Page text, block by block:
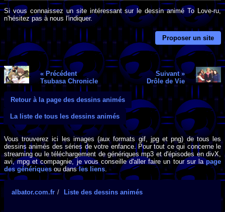
Si vous connaissez un site intéressant sur le dessin animé To Love-ru,
n'hésitez pas à nous l'indiquer.
Proposer un site
« Précédent
Tsubasa Chronicle
Suivant »
Drôle de Vie
Retour à la page des dessins animés
La liste de tous les dessins animés
Vous trouverez ici les images (aux formats gif, jpg et png) de tous les
dessins animés des séries de votre enfance. Pour tout ce qui concerne le
streaming ou le téléchargement de génériques mp3 et d'épisodes en divX,
avi, mpg et compagnie, je vous conseille d'aller faire un tour sur la page
des génériques ou dansles liens.
albator.com.fr Liste des dessins animés